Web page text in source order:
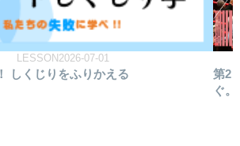
REPORT2026-06-19
ートフェスティバル 音楽で世界を繋
込